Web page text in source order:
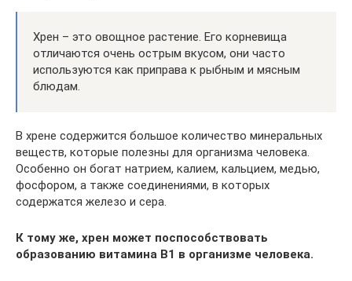
Хрен – это овощное растение. Его корневища
отличаются очень острым вкусом, они часто
используются как приправа к рыбным и мясным
блюдам.
В хрене содержится большое количество минеральных
веществ, которые полезны для организма человека.
Особенно он богат натрием, калием, кальцием, медью,
фосфором, а также соединениями, в которых
содержатся железо и сера.
К тому же, хрен может поспособствовать
образованию витамина B1 в организме человека.